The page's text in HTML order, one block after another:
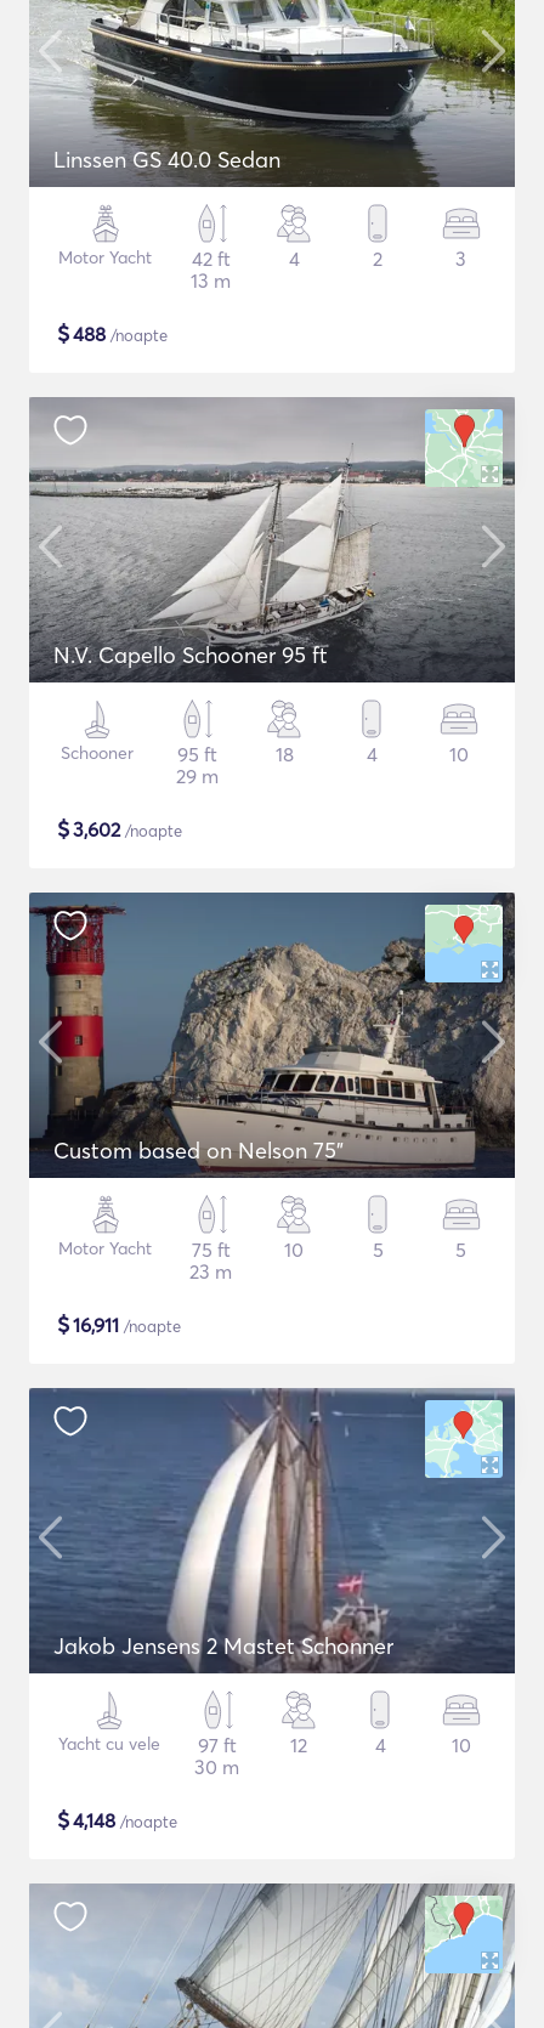
Linssen GS 40.0 Sedan
Motor Yacht
42 ft
13 m
4 2 3
$488 /noapte
N.V. Capello Schooner 95 ft
Schooner
95 ft
29 m
18 4 10
$3,602/noapte
Custom based on Nelson 75"
Motor Yacht
75 ft
23 m
10 5 5
$16,911 /noapte
Jakob Jensens 2 Mastet Schonner
Yacht cu vele
97 ft
30 m
12 4 10
$4,148 /noapte